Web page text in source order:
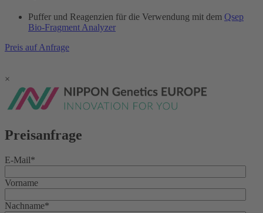
Puffer und Reagenzien für die Verwendung mit dem Qsep
Bio-Fragment Analyzer
Preis auf Anfrage
×
Preisanfrage
E-Mail*
Vorname
Nachname*